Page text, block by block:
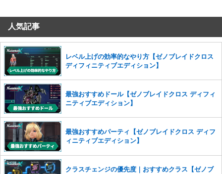
コメントの削除を申請する
せていただきます。ご了承ください。
※一度削除したコメントは復元ができませんのでご注意くだ
さい。
また、過度な利用規約の違反や、弊社に損害の及ぶ内容の書き込みがあ
った場合は、法的措置をとらせていただく場合もございますので、あら
かじめご理解くださいませ。
人気記事
レベル上げの効率的なやり方【ゼノブレイドクロス
ディフィニティブエディション】
最強おすすめドール【ゼノブレイドクロス ディフィ
ニティブエディション】
最強おすすめパーティ【ゼノブレイドクロス ディフ
ィニティブエディション】
クラスチェンジの優先度｜おすすめクラス【ゼノブ